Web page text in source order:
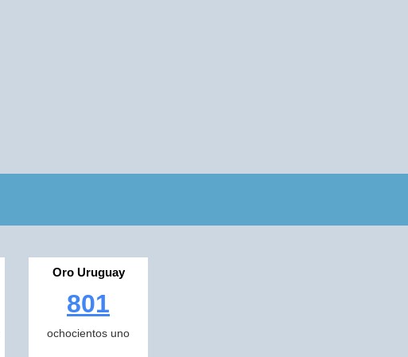
Oro Uruguay
801
ochocientos uno